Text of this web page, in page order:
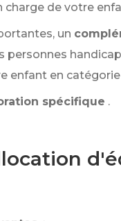
charge de votre
un
enfant en catégorie
spécifique .